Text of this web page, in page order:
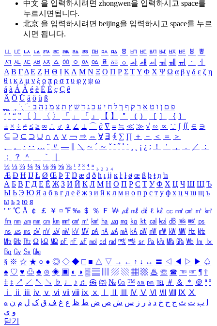
中文 을 입력하시려면 zhongwen을 입력하시고 space를
누르시면됩니다.
北京 을 입력하시려면 beijing을 입력하시고 space를 누르
시면 됩니다.
ㅥ ㅦ ㅧ ㅨ ㅩ ㅪ ㅫ ㅬ ㅭ ㅮ ㅯ ㅰ ㅱ ㅲ ㅳ ㅴ ㅵ ㅶ ㅷ ㅸ
ㅹ
ㅺ ㅻ ㅼ ㅽ ㅾ ㅿ ㆀ ㆁ ㆂ ㆃ ㆄ ㆅ ㆆ ㆇ ㆈ ㆉ ㆊ ㆋ ㆌ ㆍ
ㆎ
Α Β ΓΔ Ε Ζ Η Θ Ι ΚΛ Μ Ν Ξ Ο Π Ρ Σ ΤΥ Φ Χ Ψ Ω α β γ δ ε ζ η
θ ι κ λ μ ν ξ ο π ρ σ τ υ φ χ ψ ω
á à Á À é è É È ç Ç ê
Ä Ö Ü ä ö ü ß
ִֶֹ ֻּ ׁׂ פ ם ן ו ט א ר ק ף ך ל ח י ע כ ג ד ש ץ ת צ מ נ ה ב
‘ ’ “ ” 〔 〕 〈 〉 「 」 『 』 【 】 ＂ （ ） ［ ］ ｛ ｝
± × ÷ ≠ ≤ ≥ ∞ ∴ ♂ ♀ ∠ ⊥ ⌒ ∂ ∇ ≡ ≒ ≪ ≫ √ ∽ ∝ ∵ ∫ ∬ ∈ ∋
⊆ ⊇ ⊂ ⊃ ∪ ∩ ∧ ∨ ￢ ⇒ ⇔ ∀ ∃ ∮ ∑ ∏ ＋ － ＜ ＝
＞
、
。 · ‥ … ¨ 〃 ― ＼ ∼ ´ ～ ˇ ˘ ˝ ˚ ˙ ¸ ¡ ¿ ː ！ ＇ ， ． ／
：
；
？ ＾ ｀
½ ⅓ ⅔ ¼ ¾ ⅛ ⅜ ⅝ ⅞ ¹ ² ³ ⁴ ⁿ ₁ ₂ ₃ ₄
Æ Ð Ħ Ĳ Ł Ø Œ Þ Ŧ Ŋ æ đ ð ħ ı ĳ ĸ ŀ ł ø œ ß þ ŧ ŋ ŉ
А Б В Г Д Е Ё Ж З И Й К Л М Н О П Р С Т У Ф Х Ц Ч Ш Щ Ъ
Ы Ь Э Ю Я а б в г д е ё ж з и й к л м н о п р с т у ф х ц ч ш щ ъ
ы ь э ю я
′ ″ ℃ Å ￠ ￡ ￥ ¤ ℉ ‰ ＄ ％ Ｆ ￦ ㎕ ㎖ ㎗ ℓ ㎘ ㏄ ㎣ ㎤ ㎥ ㎦
㎙ ㎚ ㎛ ㎜ ㎝ ㎞ ㎟ ㎠ ㎡ ㎢ ㏊ ㎍ ㎎ ㎏ ㏏ ㎈ ㎉ ㏈ ㎧ ㎨ ㎰
㎱ ㎲ ㎳ ㎴ ㎵ ㎶ ㎷ ㎸ ㎹ ㎀ ㎁ ㎂ ㎃ ㎄ ㎺ ㎻ ㎽ ㎾ ㎿ ㎐ ㎑
㎒ ㎓ ㎔ Ω ㏀ ㏁ ㎊ ㎋ ㎌ ㏖ ㏅ ㎭ ㎮ ㎯ ㏛ ㎩ ㎪ ㎫ ㎬ ㏝ ㏐
㏓
㏃ ㏉ ㏜ ㏆
§ ※ ☆ ★ ○ ● ◎ ◇ ◆ □ ■ △ ▽ → ← ↑ ↓ ↔ 〓 ◁ ◀ ▷ ▶ ♤
♠ ♡ ♥ ♧ ♣ ⊙ ◈ ▣ ◐ ◑ ▒ ▤ ▨ ▧ ▦ ▩ ♨ ☏ ☎ ☜ ☞ ¶ †
‡ ↕ ↗ ↙ ↖ ↘ ♭ ♩ ♪ ♬ ㉿ ㈜ № ㏇ ™ ㏂ ㏘ ℡ ＃ ＆ ＊ ＠ ª º
ⅰ
ⅱ ⅲ ⅳ ⅴ ⅵ ⅶ ⅷ ⅸ ⅹ Ⅳ Ⅴ Ⅵ Ⅶ Ⅷ Ⅸ Ⅹ
ب ت ث ج ح خ د ذ ر ز س ش ص ض ط ظ ع غ ف ق ک ل م ن ه
و ی
닫기